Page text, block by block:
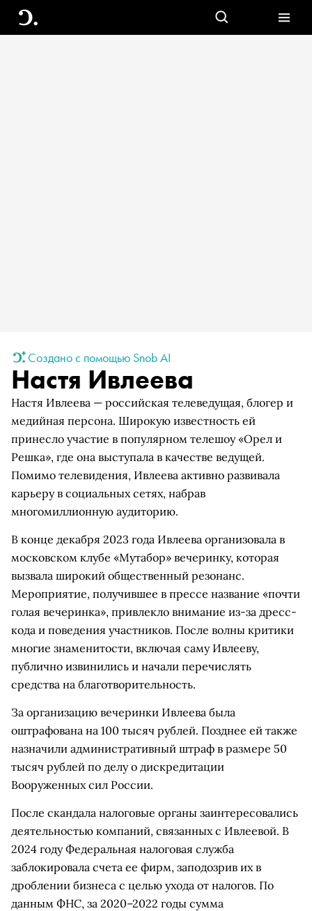
Создано с помощью Snob AI
Настя Ивлеева
Настя Ивлеева — российская телеведущая, блогер и
медийная персона. Широкую известность ей
принесло участие в популярном телешоу «Орел и
Решка», где она выступала в качестве ведущей.
Помимо телевидения, Ивлеева активно развивала
карьеру в социальных сетях, набрав
многомиллионную аудиторию.
В конце декабря 2023 года Ивлеева организовала в
московском клубе «Мутабор» вечеринку, которая
вызвала широкий общественный резонанс.
Мероприятие, получившее в прессе название «почти
голая вечеринка», привлекло внимание из-за дресс-
кода и поведения участников. После волны критики
многие знаменитости, включая саму Ивлееву,
публично извинились и начали перечислять
средства на благотворительность.
За организацию вечеринки Ивлеева была
оштрафована на 100 тысяч рублей. Позднее ей также
назначили административный штраф в размере 50
тысяч рублей по делу о дискредитации
Вооруженных сил России.
После скандала налоговые органы заинтересовались
деятельностью компаний, связанных с Ивлеевой. В
2024 году Федеральная налоговая служба
заблокировала счета ее фирм, заподозрив их в
дроблении бизнеса с целью ухода от налогов. По
данным ФНС, за 2020–2022 годы сумма